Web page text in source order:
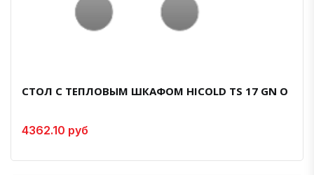
СТОЛ С ТЕПЛОВЫМ ШКАФОМ HICOLD TS 17 GN O
4362.10 руб